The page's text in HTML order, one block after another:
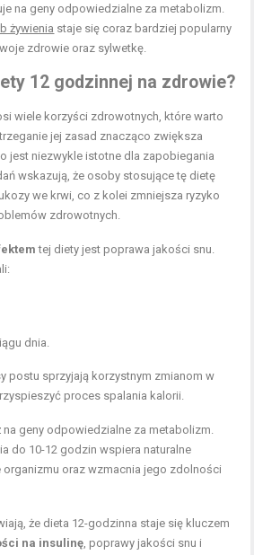
na geny odpowiedzialne za metabolizm.
żywienia staje się coraz bardziej popularny
zdrowie oraz sylwetkę.
12 godzinnej na zdrowie?
wiele korzyści zdrowotnych, które warto
jej zasad znacząco zwiększa
jest niezwykle istotne dla zapobiegania
wskazują, że osoby stosujące tę dietę
we krwi, co z kolei zmniejsza ryzyko
zdrowotnych.
tej diety jest poprawa jakości snu.
dnia.
postu sprzyjają korzystnym zmianom w
proces spalania kalorii.
na geny odpowiedzialne za metabolizm.
do 10-12 godzin wspiera naturalne
organizmu oraz wzmacnia jego zdolności
że dieta 12-godzinna staje się kluczem
na insulinę, poprawy jakości snu i